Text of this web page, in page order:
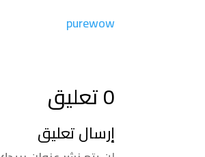
purewow
0 تعليق
إرسال تعليق